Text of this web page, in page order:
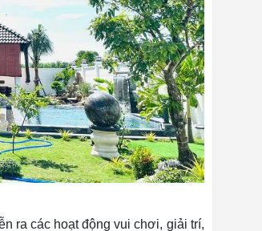
ra các hoạt động vui chơi, giải trí,